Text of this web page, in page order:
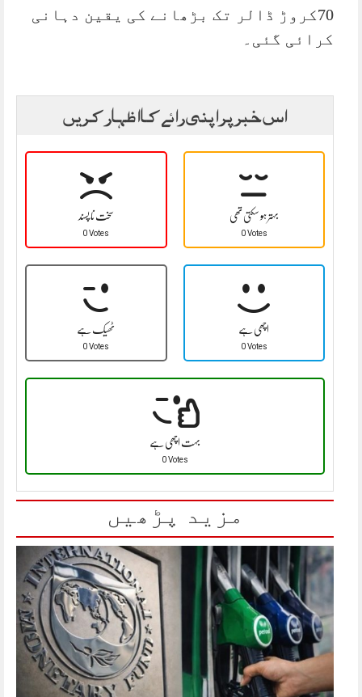
70کروڑ ڈالر تک بڑھانے کی یقین دہانی
کرائی گئی۔
اس خبر پر اپنی رائے کا اظہار کریں
سخت نا پسند
0 Votes
بہتر ہو سکتی تھی
0 Votes
ٹھیک ہے
0 Votes
اچھی ہے
0 Votes
بہت اچھی ہے
0 Votes
مزید پڑھیں